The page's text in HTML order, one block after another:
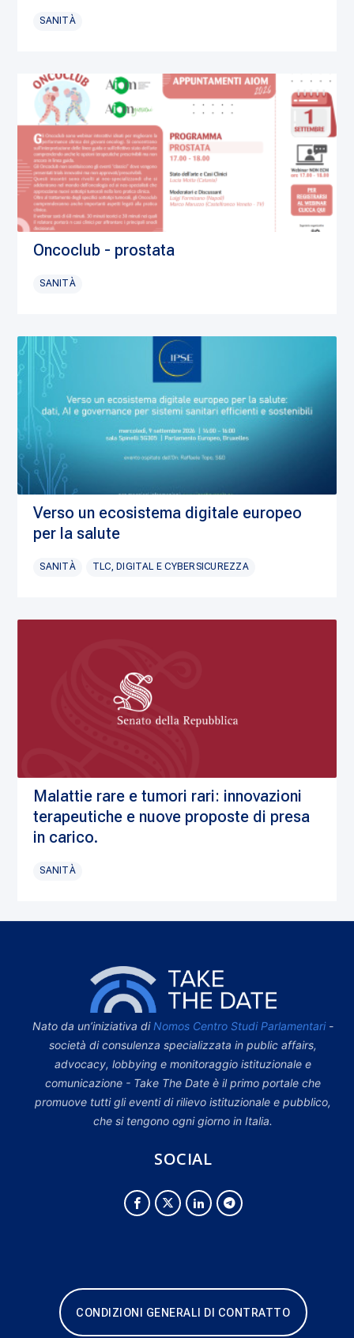
SANITÀ
Oncoclub - prostata
SANITÀ
Verso un ecosistema digitale europeo
per la salute
SANITÀ TLC, DIGITAL E CYBERSICUREZZA
Malattie rare e tumori rari: innovazioni
terapeutiche e nuove proposte di presa
in carico.
SANITÀ
Nato da un’iniziativa di Nomos Centro Studi Parlamentari-
società di consulenza specializzata in public affairs,
advocacy, lobbying e monitoraggio istituzionale e
comunicazione - Take The Date è il primo portale che
promuove tutti gli eventi di rilievo istituzionale e pubblico,
che si tengono ogni giorno in Italia.
SOCIAL
CONDIZIONI GENERALI DI CONTRATTO